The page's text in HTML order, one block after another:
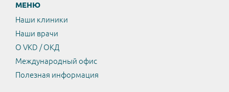
МЕНЮ
Наши клиники
Наши врачи
О VKD / ОКД
Международный офис
Полезная информация